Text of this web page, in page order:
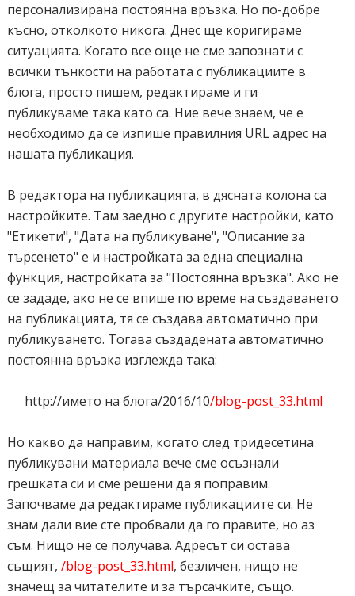
персонализирана постоянна връзка. Но по-добре
късно, отколкото никога. Днес ще коригираме
ситуацията. Когато все още не сме запознати с
всички тънкости на работата с публикациите в
блога, просто пишем, редактираме и ги
публикуваме така като са. Ние вече знаем, че е
необходимо да се изпише правилния URL адрес на
нашата публикация.
В редактора на публикацията, в дясната колона са
настройките. Там заедно с другите настройки, като
"Етикети", "Дата на публикуване", "Описание за
търсенето" е и настройката за една специална
функция, настройката за "Постоянна връзка". Ако не
се зададе, ако не се впише по време на създаването
на публикацията, тя се създава автоматично при
публикуването. Тогава създадената автоматично
постоянна връзка изглежда така:
http://името на блога/2016/10/blog-post_33.html
Но какво да направим, когато след тридесетина
публикувани материала вече сме осъзнали
грешката си и сме решени да я поправим.
Започваме да редактираме публикациите си. Не
знам дали вие сте пробвали да го правите, но аз
съм. Нищо не се получава. Адресът си остава
същият, /blog-post_33.html, безличен, нищо не
значещ за читателите и за търсачките, също.